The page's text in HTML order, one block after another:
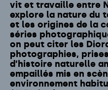
vit et travaille entre
explore la nature du
et les origines de la
séries
on peut citer les
photographies,
d’histoire naturelle
empaillés mis en
environnement